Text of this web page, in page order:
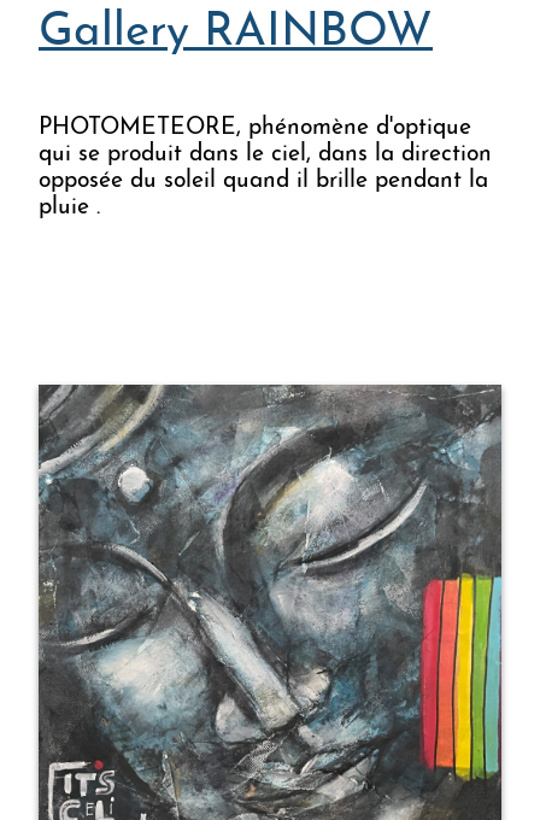
Gallery RAINBOW
Gallery RAINBOW
PHOTOMETEORE, phénomène d'optique
qui se produit dans le ciel, dans la direction
opposée du soleil quand il brille pendant la
pluie .